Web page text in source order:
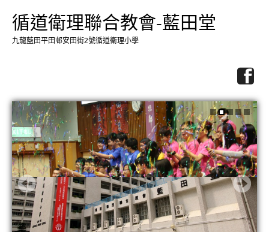
循道衛理聯合教會-藍田堂
九龍藍田平田邨安田街2號循道衛理小學